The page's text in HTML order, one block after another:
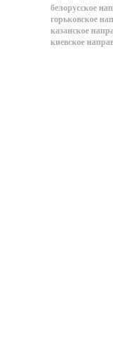
белорусское
горьковское
казанское
киевское